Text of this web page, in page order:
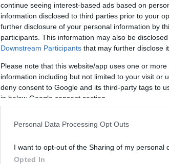
continue seeing interest-based ads based on
information disclosed to third parties prior to your
further disclosure of your personal information by
participants. This information may also be
Downstream Participants that may further disclose
Please note that this website/app uses one or
information including but not limited to your visit or
deny consent to Google and its third-party tags to
in below Google consent section.
Personal Data Processing Opt Outs
I want to opt-out of the Sharing of my personal
Opted In